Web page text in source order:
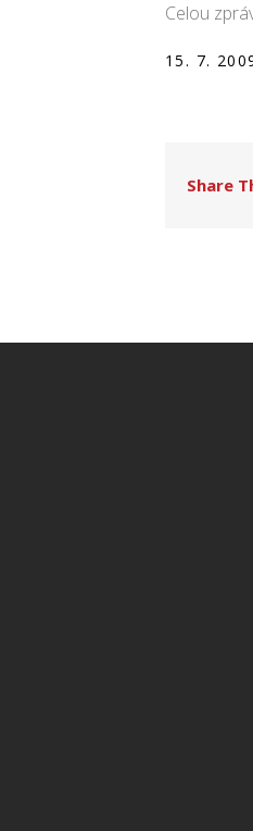
Celou
15. 7.
Share